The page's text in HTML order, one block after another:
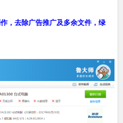
，去除广告推广及多余文件，绿